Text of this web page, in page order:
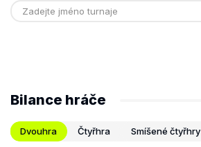
Bilance hráče
Dvouhra Čtyřhra Smíšené čtyřhry